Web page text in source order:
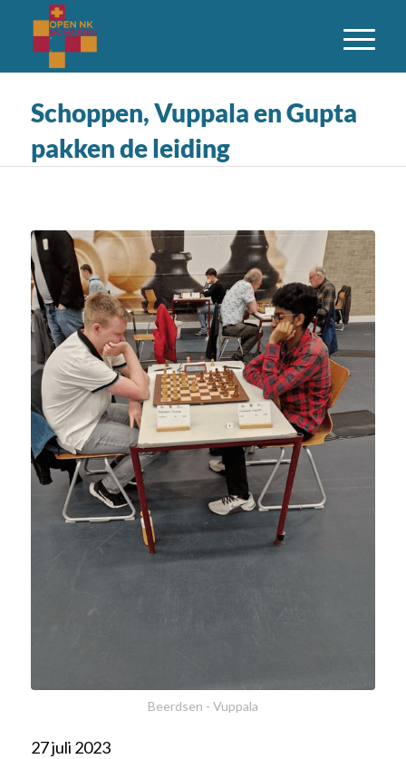
Schoppen, Vuppala en Gupta
pakken de leiding
Beerdsen - Vuppala
27 juli 2023